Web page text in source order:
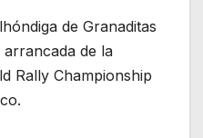
de Granaditas
de la
Rally Championship